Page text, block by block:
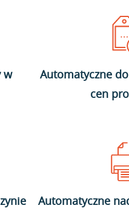
w
Automatyczne
cen
Automatyczne